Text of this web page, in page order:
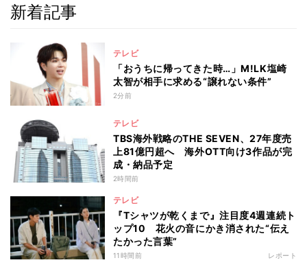
新着記事
テレビ
「おうちに帰ってきた時…」M!LK塩崎
太智が相手に求める“譲れない条件”
2分前
テレビ
TBS海外戦略のTHE SEVEN、27年度売
上81億円超へ 海外OTT向け3作品が完
成・納品予定
2時間前
テレビ
『Tシャツが乾くまで』注目度4週連続ト
ップ10 花火の音にかき消された“伝え
たかった言葉”
11時間前 レポート